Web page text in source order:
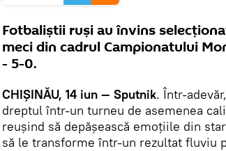
Fotbaliștii ruși au învins
meci din cadrul Campionatului
- 5-0.
CHIȘINĂU, 14 iun — Sputnik. Într-
dreptul într-un turneu de asemenea
reușind să depășească emoțiile din
să le transforme într-un rezultat fluviu